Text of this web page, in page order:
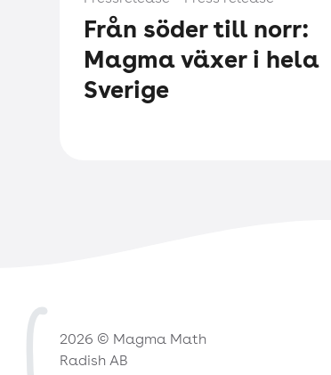
Från söder till norr:
Magma växer i hela
Sverige
2026 © Magma Math
Radish AB